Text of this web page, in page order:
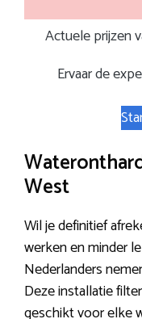
Actuele prijzen
Ervaar de
West
Wil je definitief
werken en minder
Nederlanders
Deze installatie
geschikt voor elke